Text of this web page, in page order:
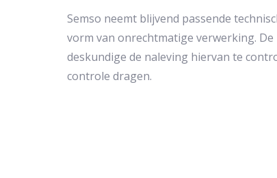
Semso neemt blijvend passende
vorm van onrechtmatige verwerking.
deskundige de naleving hiervan te
controle dragen.